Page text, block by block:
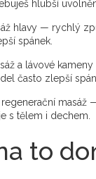
hlubší
hlavy — rychlý
spánek.
a lávové
často zlepší
regenerační
s tělem i dechem.
to